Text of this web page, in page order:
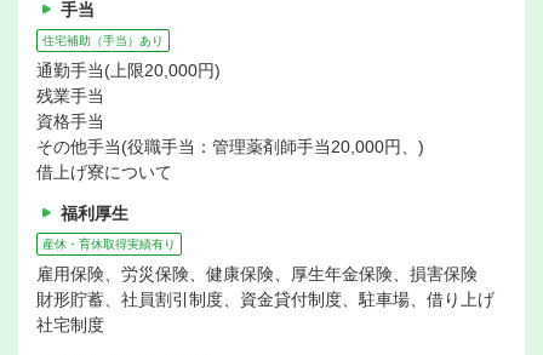
手当
住宅補助（手当）あり
通勤手当(上限20,000円)
残業手当
資格手当
その他手当(役職手当：管理薬剤師手当20,000円、)
借上げ寮について
福利厚生
産休・育休取得実績有り
雇用保険、労災保険、健康保険、厚生年金保険、損害保険
財形貯蓄、社員割引制度、資金貸付制度、駐車場、借り上げ
社宅制度